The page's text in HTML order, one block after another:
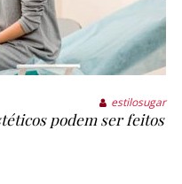
estilosugar
podem ser feitos